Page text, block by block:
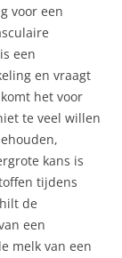
voor een
een
en vraagt
het voor
te veel willen
kans is
tijdens
de
een
melk van een